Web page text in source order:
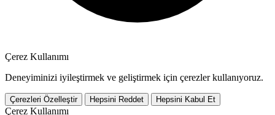
Çerez Kullanımı
Deneyiminizi iyileştirmek ve geliştirmek için çerezler kullanıyoruz.
Çerezleri Özelleştir Hepsini Reddet Hepsini Kabul Et
Çerez Kullanımı